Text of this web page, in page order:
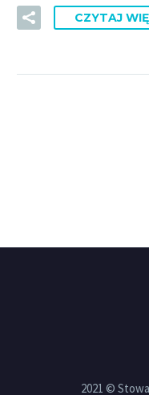
CZYTAJ
2021 ©